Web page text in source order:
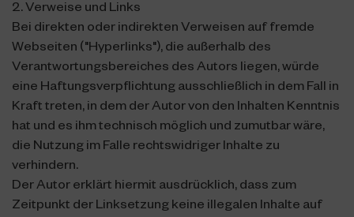
2. Verweise und Links
Bei direkten oder indirekten Verweisen auf fremde
Webseiten ("Hyperlinks"), die außerhalb des
Verantwortungsbereiches des Autors liegen, würde
eine Haftungsverpflichtung ausschließlich in dem Fall in
Kraft treten, in dem der Autor von den Inhalten Kenntnis
hat und es ihm technisch möglich und zumutbar wäre,
die Nutzung im Falle rechtswidriger Inhalte zu
verhindern.
Der Autor erklärt hiermit ausdrücklich, dass zum
Zeitpunkt der Linksetzung keine illegalen Inhalte auf